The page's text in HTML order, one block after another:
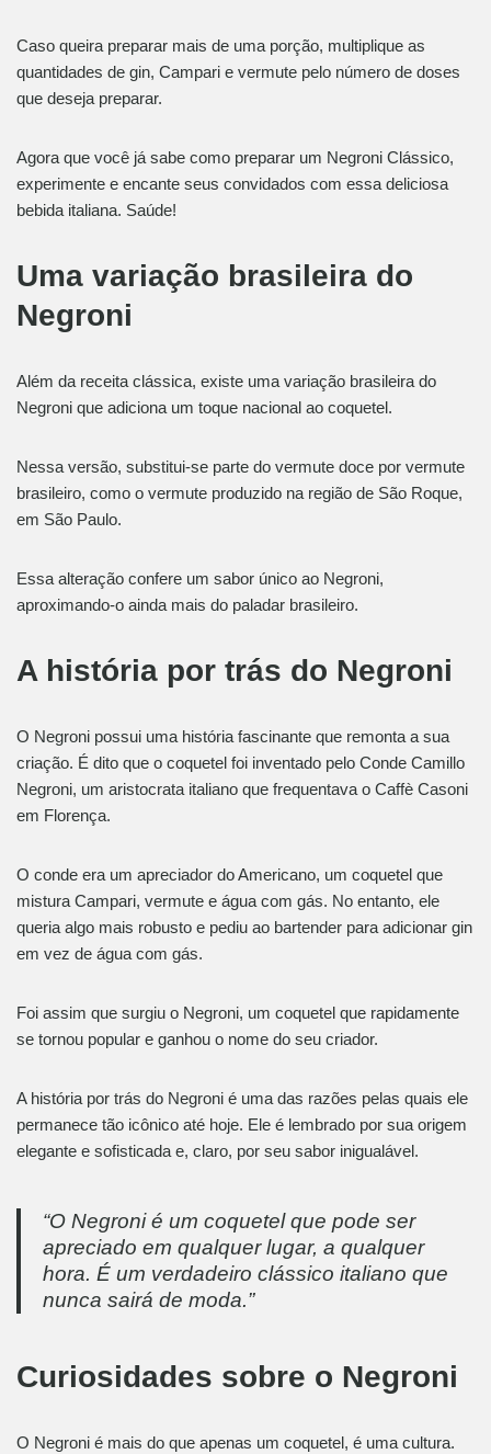
Caso queira preparar mais de uma porção, multiplique as
quantidades de gin, Campari e vermute pelo número de doses
que deseja preparar.
Agora que você já sabe como preparar um Negroni Clássico,
experimente e encante seus convidados com essa deliciosa
bebida italiana. Saúde!
Uma variação brasileira do
Negroni
Além da receita clássica, existe uma variação brasileira do
Negroni que adiciona um toque nacional ao coquetel.
Nessa versão, substitui-se parte do vermute doce por vermute
brasileiro, como o vermute produzido na região de São Roque,
em São Paulo.
Essa alteração confere um sabor único ao Negroni,
aproximando-o ainda mais do paladar brasileiro.
A história por trás do Negroni
O Negroni possui uma história fascinante que remonta a sua
criação. É dito que o coquetel foi inventado pelo Conde Camillo
Negroni, um aristocrata italiano que frequentava o Caffè Casoni
em Florença.
O conde era um apreciador do Americano, um coquetel que
mistura Campari, vermute e água com gás. No entanto, ele
queria algo mais robusto e pediu ao bartender para adicionar gin
em vez de água com gás.
Foi assim que surgiu o Negroni, um coquetel que rapidamente
se tornou popular e ganhou o nome do seu criador.
A história por trás do Negroni é uma das razões pelas quais ele
permanece tão icônico até hoje. Ele é lembrado por sua origem
elegante e sofisticada e, claro, por seu sabor inigualável.
“O Negroni é um coquetel que pode ser
apreciado em qualquer lugar, a qualquer
hora. É um verdadeiro clássico italiano que
nunca sairá de moda.”
Curiosidades sobre o Negroni
O Negroni é mais do que apenas um coquetel, é uma cultura.